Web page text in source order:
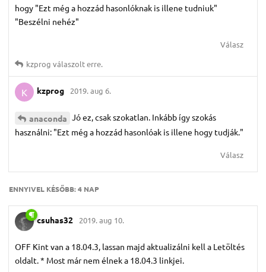
hogy "Ezt még a hozzád hasonlóknak is illene tudniuk"
"Beszélni nehéz"
Válasz
kzprog válaszolt erre.
K kzprog 2019. aug 6.
anaconda Jó ez, csak szokatlan. Inkább így szokás
használni: "Ezt még a hozzád hasonlóak is illene hogy tudják."
Válasz
ENNYIVEL KÉSŐBB:4 NAP
csuhas32 2019. aug 10.
OFF Kint van a 18.04.3, lassan majd aktualizálni kell a Letöltés
oldalt. * Most már nem élnek a 18.04.3 linkjei.